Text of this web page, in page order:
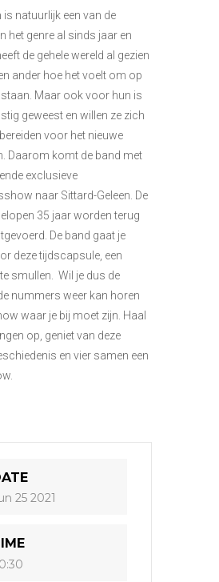
is natuurlijk een van de
het genre al sinds jaar en
de gehele wereld al gezien
ander hoe het voelt om op
Maar ook voor hun is
geweest en willen ze zich
voor het nieuwe
Daarom komt de band met
exclusieve
naar Sittard-Geleen. De
35 jaar worden terug
De band gaat je
deze tijdscapsule, een
smullen. Wil je dus de
nummers weer kan horen
waar je bij moet zijn. Haal
op, geniet van deze
en vier samen een
25 2021